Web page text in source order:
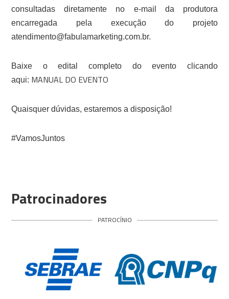
consultadas diretamente no e-mail da produtora
encarregada pela execução do projeto
atendimento@fabulamarketing.com.br.
Baixe o edital completo do evento clicando
aqui: MANUAL DO EVENTO
Quaisquer dúvidas, estaremos a disposição!
#VamosJuntos
Patrocinadores
PATROCÍNIO